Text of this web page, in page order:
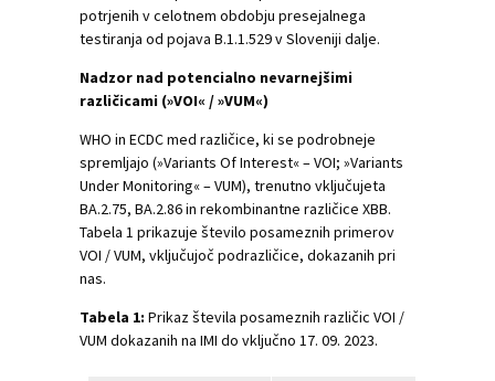
potrjenih v celotnem obdobju presejalnega
testiranja od pojava B.1.1.529 v Sloveniji dalje.
Nadzor nad potencialno nevarnejšimi
različicami (»VOI« / »VUM«)
WHO in ECDC med različice, ki se podrobneje
spremljajo (»Variants Of Interest« – VOI; »Variants
Under Monitoring« – VUM), trenutno vključujeta
BA.2.75, BA.2.86 in rekombinantne različice XBB.
Tabela 1 prikazuje število posameznih primerov
VOI / VUM, vključujoč podrazličice, dokazanih pri
nas.
Tabela 1: Prikaz števila posameznih različic VOI /
VUM dokazanih na IMI do vključno 17. 09. 2023.